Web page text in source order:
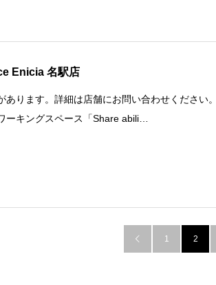
Enicia 名駅店
あります。詳細は店舗にお問い合わせください
ーキングスペース「Share abili…
 1 2